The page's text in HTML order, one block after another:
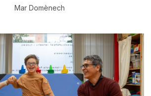
Mar Domènech